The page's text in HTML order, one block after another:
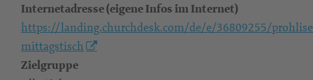
Internetadresse (eigene Infos im Internet)
https://landing.churchdesk.com/de/e/36809255/
mittagstisch
Zielgruppe